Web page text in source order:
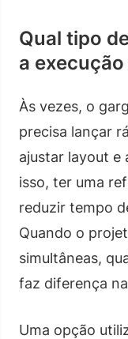
Qual tipo
a
Às vezes, o
precisa lançar
ajustar layout e
isso, ter uma
reduzir tempo
Quando o
simultâneas,
faz diferença
Uma opção